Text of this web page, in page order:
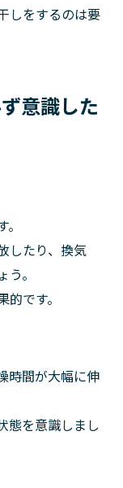
しをするのは要
意識した
したり、換気
。
です。
時間が大幅に伸
態を意識しまし